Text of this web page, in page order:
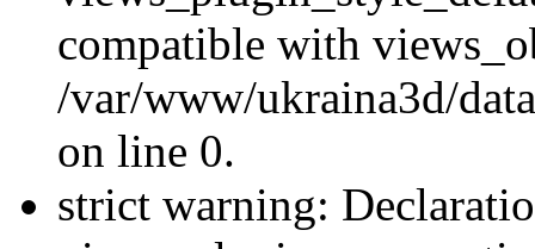
compatible with
/var/www/ukraina3d/
on line 0.
strict warning: